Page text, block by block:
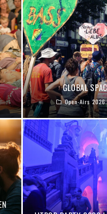
GLOBAL
Open-Airs 2026